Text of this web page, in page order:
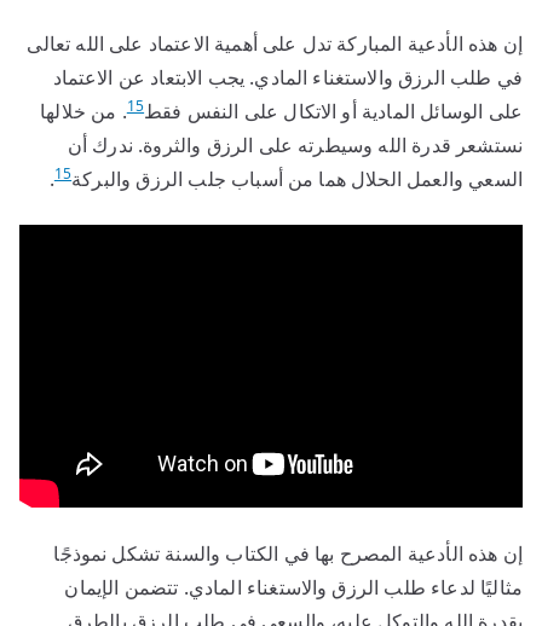
إن هذه الأدعية المباركة تدل على أهمية الاعتماد على الله تعالى
في طلب الرزق والاستغناء المادي. يجب الابتعاد عن الاعتماد
على الوسائل المادية أو الاتكال على النفس فقط15. من خلالها
نستشعر قدرة الله وسيطرته على الرزق والثروة. ندرك أن
السعي والعمل الحلال هما من أسباب جلب الرزق والبركة15
.
إن هذه الأدعية المصرح بها في الكتاب والسنة تشكل نموذجًا
مثاليًا لدعاء طلب الرزق والاستغناء المادي. تتضمن الإيمان